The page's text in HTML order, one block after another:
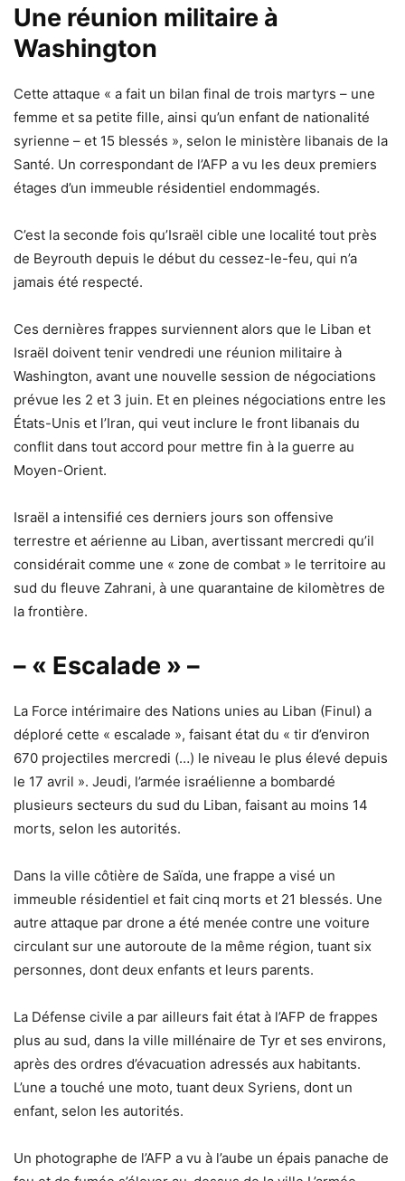
Une réunion militaire à
Washington
Cette attaque « a fait un bilan final de trois martyrs – une
femme et sa petite fille, ainsi qu’un enfant de nationalité
syrienne – et 15 blessés », selon le ministère libanais de la
Santé. Un correspondant de l’AFP a vu les deux premiers
étages d’un immeuble résidentiel endommagés.
C’est la seconde fois qu’Israël cible une localité tout près
de Beyrouth depuis le début du cessez-le-feu, qui n’a
jamais été respecté.
Ces dernières frappes surviennent alors que le Liban et
Israël doivent tenir vendredi une réunion militaire à
Washington, avant une nouvelle session de négociations
prévue les 2 et 3 juin. Et en pleines négociations entre les
États-Unis et l’Iran, qui veut inclure le front libanais du
conflit dans tout accord pour mettre fin à la guerre au
Moyen-Orient.
Israël a intensifié ces derniers jours son offensive
terrestre et aérienne au Liban, avertissant mercredi qu’il
considérait comme une « zone de combat » le territoire au
sud du fleuve Zahrani, à une quarantaine de kilomètres de
la frontière.
– « Escalade » –
La Force intérimaire des Nations unies au Liban (Finul) a
déploré cette « escalade », faisant état du « tir d’environ
670 projectiles mercredi (…) le niveau le plus élevé depuis
le 17 avril ». Jeudi, l’armée israélienne a bombardé
plusieurs secteurs du sud du Liban, faisant au moins 14
morts, selon les autorités.
Dans la ville côtière de Saïda, une frappe a visé un
immeuble résidentiel et fait cinq morts et 21 blessés. Une
autre attaque par drone a été menée contre une voiture
circulant sur une autoroute de la même région, tuant six
personnes, dont deux enfants et leurs parents.
La Défense civile a par ailleurs fait état à l’AFP de frappes
plus au sud, dans la ville millénaire de Tyr et ses environs,
après des ordres d’évacuation adressés aux habitants.
L’une a touché une moto, tuant deux Syriens, dont un
enfant, selon les autorités.
Un photographe de l’AFP a vu à l’aube un épais panache de